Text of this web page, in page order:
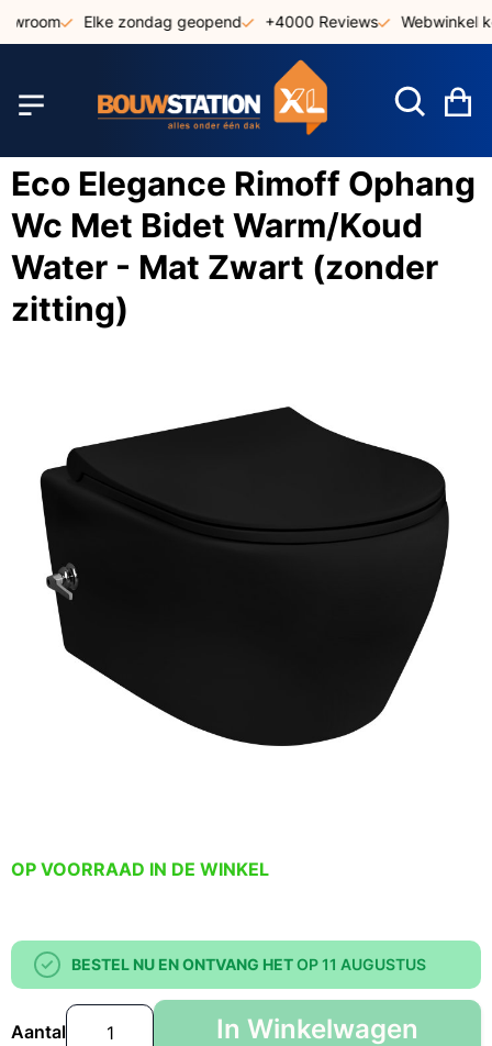
naar
Elke zondag geopend +4000 Reviews Webwinkel
Eco Elegance Rimoff Ophang
Wc Met Bidet Warm/Koud
Water - Mat Zwart (zonder
zitting)
OP VOORRAAD IN DE WINKEL
BESTEL NU EN ONTVANG HETOP 11 AUGUSTUS
Aantal In Winkelwagen